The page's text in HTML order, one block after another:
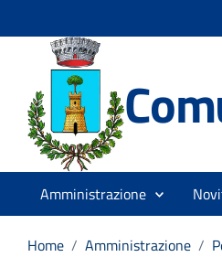
Amministrazione
Home / Amministrazione /